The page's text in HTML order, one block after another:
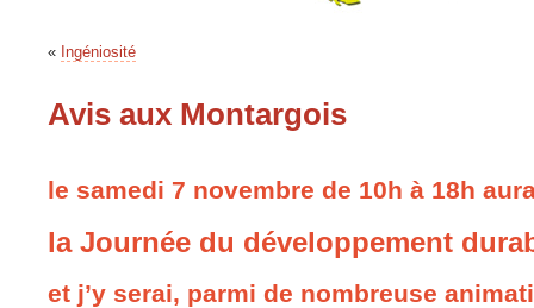
« Ingéniosité
Avis aux Montargois
le samedi 7 novembre de 10h à 18h
la Journée du développement
et j’y serai, parmi de nombreuse